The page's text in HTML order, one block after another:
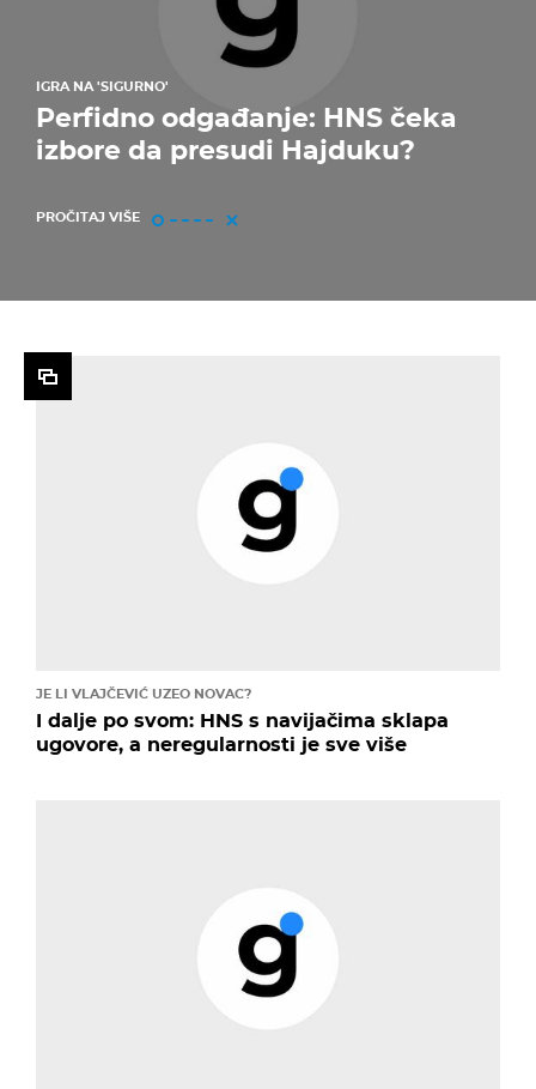
IGRA NA 'SIGURNO'
Perfidno odgađanje: HNS čeka
izbore da presudi Hajduku?
PROČITAJ VIŠE
JE LI VLAJČEVIĆ UZEO NOVAC?
I dalje po svom: HNS s navijačima sklapa
ugovore, a neregularnosti je sve više